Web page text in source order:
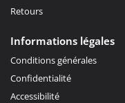
Retours
Informations légales
Conditions générales
Confidentialité
Accessibilité